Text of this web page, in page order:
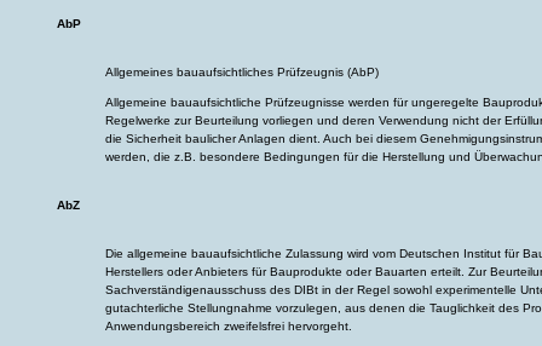
AbP
Allgemeines bauaufsichtliches Prüfzeugnis (AbP)
Allgemeine bauaufsichtliche Prüfzeugnisse werden für ungeregelte
Regelwerke zur Beurteilung vorliegen und deren Verwendung nicht der
die Sicherheit baulicher Anlagen dient. Auch bei diesem
werden, die z.B. besondere Bedingungen für die Herstellung und
AbZ
Die allgemeine bauaufsichtliche Zulassung wird vom Deutschen Institut für
Herstellers oder Anbieters für Bauprodukte oder Bauarten erteilt. Zur
Sachverständigenausschuss des DIBt in der Regel sowohl experimentelle
gutachterliche Stellungnahme vorzulegen, aus denen die Tauglichkeit des
Anwendungsbereich zweifelsfrei hervorgeht.